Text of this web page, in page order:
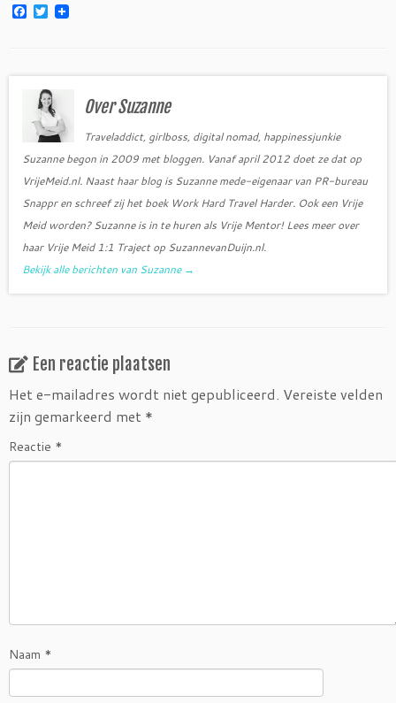
F
o
T
w
e
r
Over Suzanne
Traveladdict, girlboss, digital nomad, happinessjunkie
Suzanne begon in 2009 met bloggen. Vanaf april 2012 doet ze dat op
VrijeMeid.nl. Naast haar blog is Suzanne mede-eigenaar van PR-bureau
Snappr en schreef zij het boek Work Hard Travel Harder. Ook een Vrije
Meid worden? Suzanne is in te huren als Vrije Mentor! Lees meer over
haar Vrije Meid 1:1 Traject op SuzannevanDuijn.nl.
Bekijk alle berichten van Suzanne →
Een reactie plaatsen
Het e-mailadres wordt niet gepubliceerd. Vereiste velden
zijn gemarkeerd met *
Reactie *
Naam *